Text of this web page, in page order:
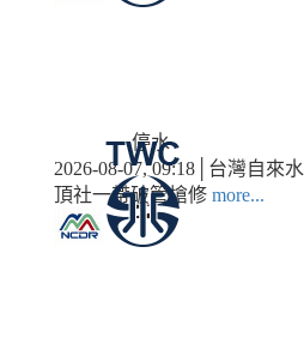
停水
2026-08-07, 09:18│台灣自來
頂社一帶破管搶修 more...